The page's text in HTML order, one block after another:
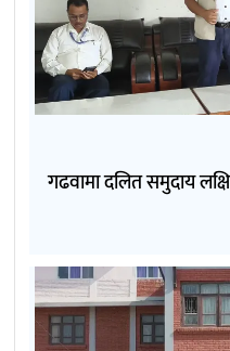
गढवामा दलित समुदाय